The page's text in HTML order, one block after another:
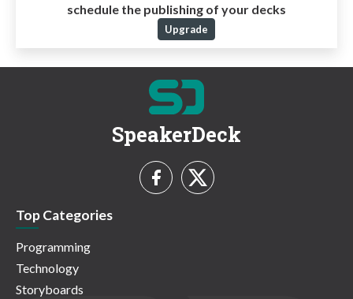
schedule the publishing of your decks
Upgrade
SpeakerDeck
Top Categories
Programming
Technology
Storyboards